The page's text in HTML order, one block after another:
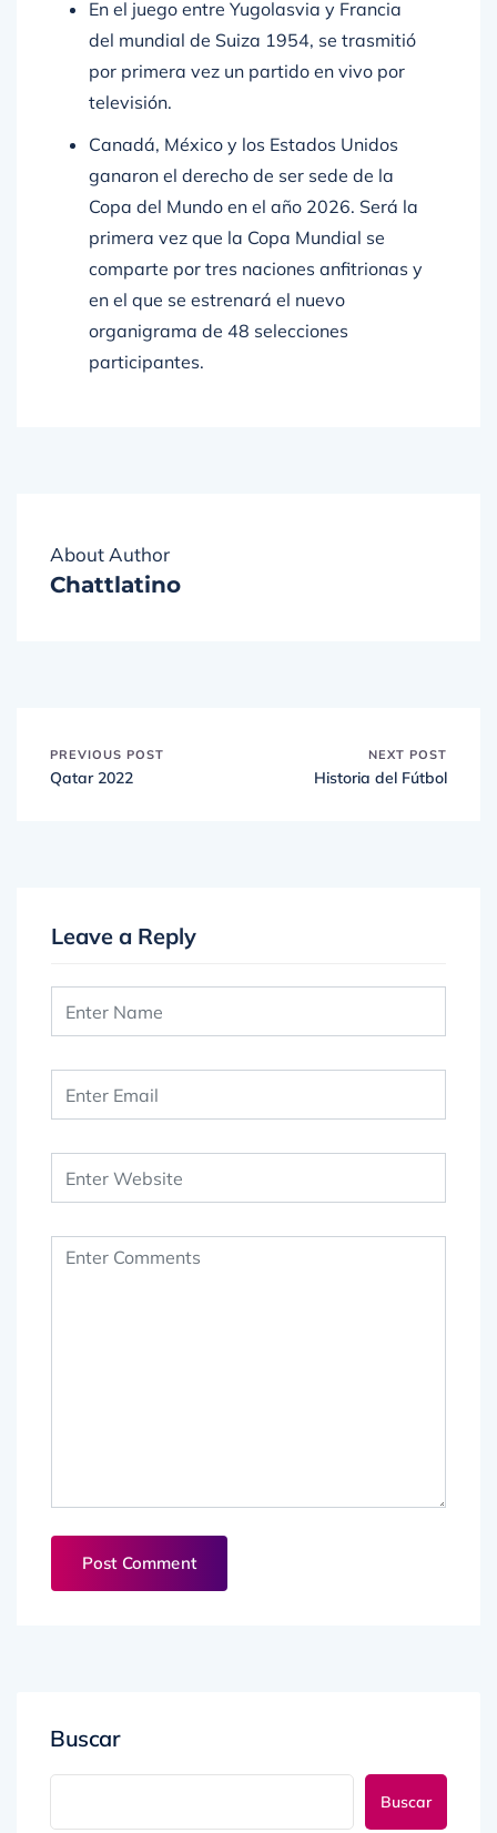
del mundial de Suiza 1954, se trasmitió
por primera vez un partido en vivo por
televisión.
ganaron el derecho de ser sede de la
Copa del Mundo en el año 2026. Será la
primera vez que la Copa Mundial se
comparte por tres naciones anfitrionas y
en el que se estrenará el nuevo
organigrama de 48 selecciones
participantes.
Chattlatino
Qatar 2022 Historia del Fútbol
Buscar